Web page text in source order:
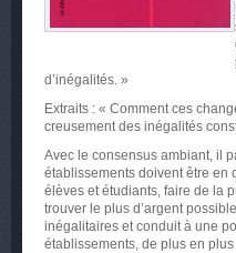
d’inégalités. »
Extraits : « Comment ces
creusement des inégalités
Avec le consensus ambiant, il
établissements doivent être en
élèves et étudiants, faire de la
trouver le plus d’argent
inégalitaires et conduit à une
établissements, de plus en